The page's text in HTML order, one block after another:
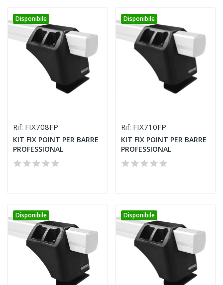
Disponibile
Rif: FIX708FP
KIT FIX POINT PER BARRE
PROFESSIONAL
Disponibile
Rif: FIX710FP
KIT FIX POINT PER BARRE
PROFESSIONAL
Disponibile Disponibile